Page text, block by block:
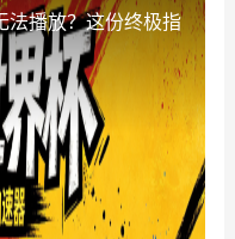
法播放？这份终极指